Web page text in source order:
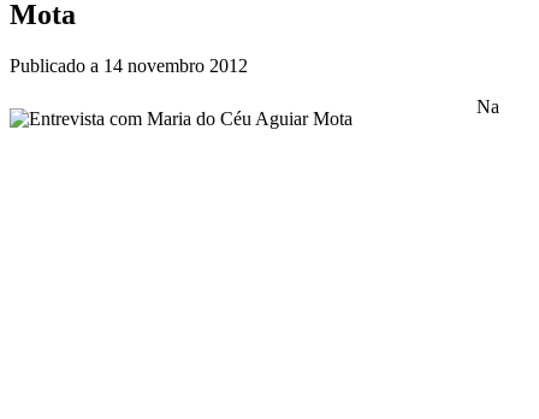
Mota
Publicado a 14 novembro 2012
Na